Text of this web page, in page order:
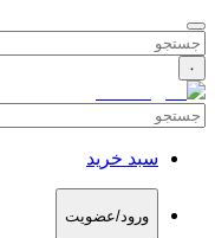
۰
سبد خرید
ورود/عضویت